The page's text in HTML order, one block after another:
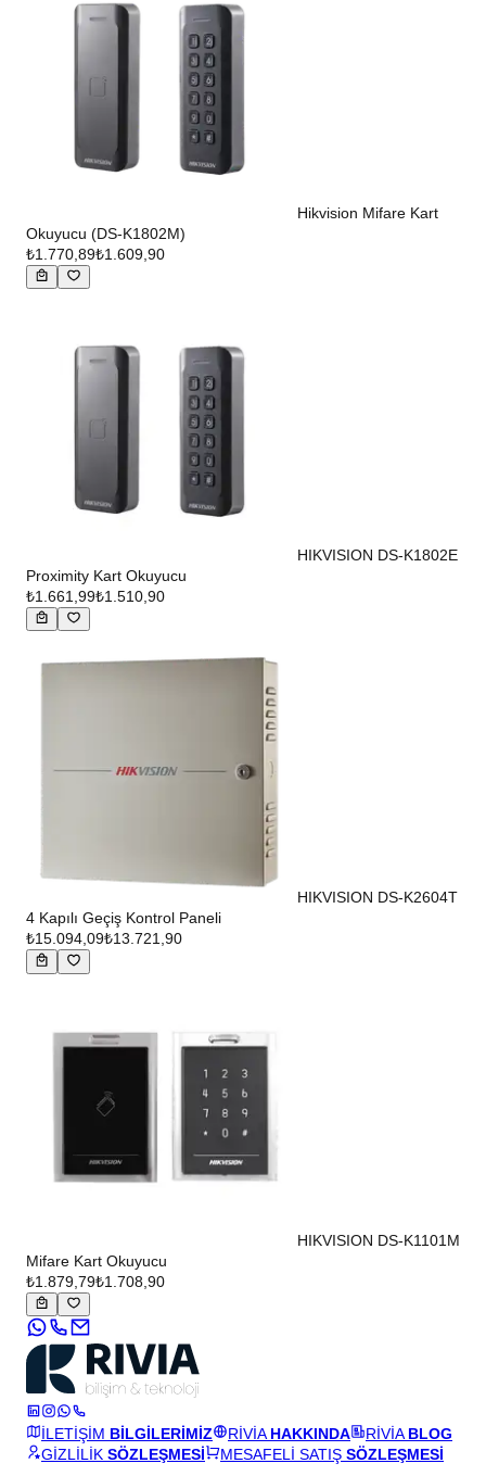
Hikvision Mifare Kart
Okuyucu (DS-K1802M)
₺1.770,89₺1.609,90
HIKVISION DS-K1802E
Proximity Kart Okuyucu
₺1.661,99₺1.510,90
HIKVISION DS-K2604T
4 Kapılı Geçiş Kontrol Paneli
₺15.094,09₺13.721,90
HIKVISION DS-K1101M
Mifare Kart Okuyucu
₺1.879,79₺1.708,90
İLETİŞİM BİLGİLERİMİZ RİVİA HAKKINDA RİVİA BLOG
GİZLİLİK SÖZLEŞMESİ MESAFELİ SATIŞ SÖZLEŞMESİ